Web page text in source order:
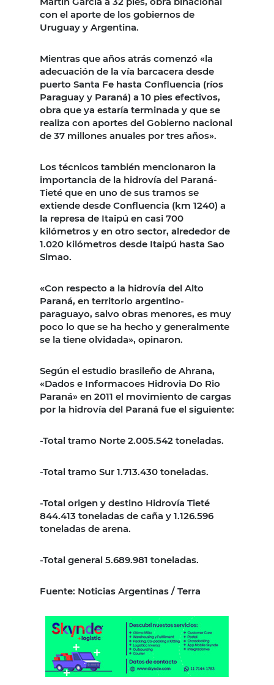
con el aporte de los gobiernos de
Uruguay y Argentina.
Mientras que años atrás comenzó «la
adecuación de la vía barcacera desde
puerto Santa Fe hasta Confluencia (ríos
Paraguay y Paraná) a 10 pies efectivos,
obra que ya estaría terminada y que se
realiza con aportes del Gobierno nacional
de 37 millones anuales por tres años».
Los técnicos también mencionaron la
importancia de la hidrovía del Paraná-
Tieté que en uno de sus tramos se
extiende desde Confluencia (km 1240) a
la represa de Itaipú en casi 700
kilómetros y en otro sector, alrededor de
1.020 kilómetros desde Itaipú hasta Sao
Simao.
«Con respecto a la hidrovía del Alto
Paraná, en territorio argentino-
paraguayo, salvo obras menores, es muy
poco lo que se ha hecho y generalmente
se la tiene olvidada», opinaron.
Según el estudio brasileño de Ahrana,
«Dados e Informacoes Hidrovia Do Rio
Paraná» en 2011 el movimiento de cargas
por la hidrovía del Paraná fue el siguiente:
-Total tramo Norte 2.005.542 toneladas.
-Total tramo Sur 1.713.430 toneladas.
-Total origen y destino Hidrovía Tieté
844.413 toneladas de caña y 1.126.596
toneladas de arena.
-Total general 5.689.981 toneladas.
Fuente: Noticias Argentinas / Terra